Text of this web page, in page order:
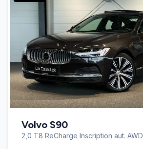
Volvo S90
2,0 T8 ReCharge Inscription aut. AWD